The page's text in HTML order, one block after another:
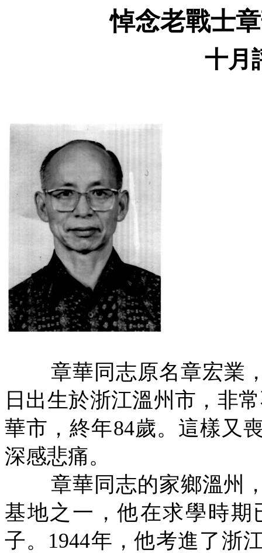
悼念老戰士
十月
章華同志原名章宏業
日出生於浙江溫州市，非
華市，終年84歲。這樣又
深感悲痛。
章華同志的家鄉溫州
基地之一，他在求學時
子。 1944年，他考進了浙